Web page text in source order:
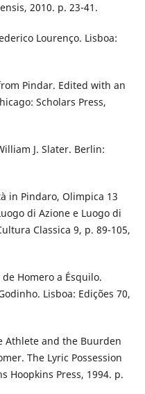
2010. p. 23-41.
Lourenço. Lisboa:
Pindar. Edited with an
Scholars Press,
J. Slater. Berlin:
in Pindaro, Olimpica 13
di Azione e Luogo di
Classica 9, p. 89-105,
de Homero a Ésquilo.
Lisboa: Edições 70,
Athlete and the Buurden
The Lyric Possession
Hoopkins Press, 1994. p.